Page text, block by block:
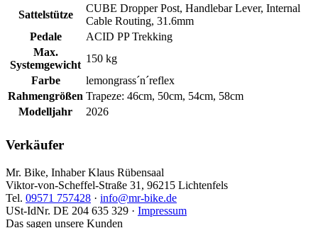
Sattelstütze
CUBE Dropper Post, Handlebar Lever, Internal
Cable Routing, 31.6mm
Pedale
ACID PP Trekking
Max.
Systemgewicht
150 kg
Farbe
lemongrass´n´reflex
Rahmengrößen Trapeze: 46cm, 50cm, 54cm, 58cm
Modelljahr
2026
Verkäufer
Mr. Bike, Inhaber Klaus Rübensaal
Viktor-von-Scheffel-Straße 31, 96215 Lichtenfels
Tel. 09571 757428 · info@mr-bike.de
USt-IdNr. DE 204 635 329 · Impressum
Das sagen unsere Kunden